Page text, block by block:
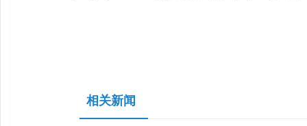
相关新闻